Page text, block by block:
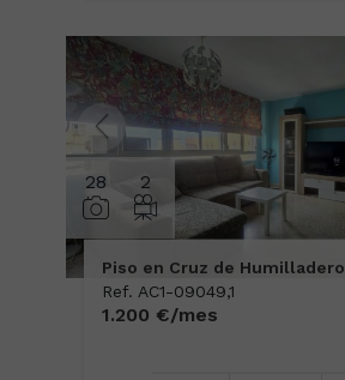
28 2
Piso en Cruz de Humilladero
Ref. AC1-09049,1
1.200 €/mes